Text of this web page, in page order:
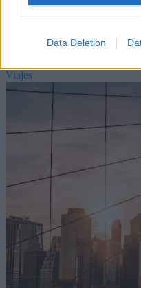
Data Deletion
4. Nueva York
Viajes